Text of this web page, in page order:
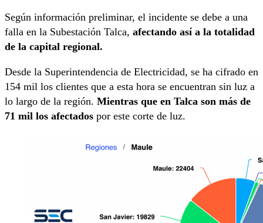
Según información preliminar, el incidente se debe a una
falla en la Subestación Talca, afectando así a la totalidad
de la capital regional.
Desde la Superintendencia de Electricidad, se ha cifrado en
154 mil los clientes que a esta hora se encuentran sin luz a
lo largo de la región. Mientras que en Talca son más de
71 mil los afectados por este corte de luz.